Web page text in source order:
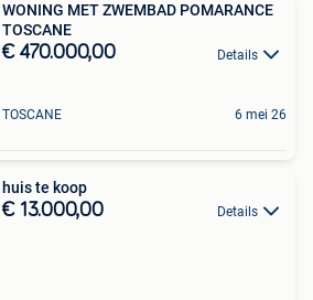
WONING MET ZWEMBAD POMARANCE
TOSCANE
€ 470.000,00 Details
TOSCANE 6 mei 26
huis te koop
€ 13.000,00 Details